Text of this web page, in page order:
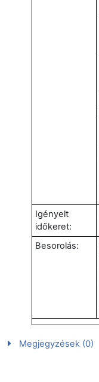
Igényelt
időkeret:
Besorolás:
Megjegyzések (0)